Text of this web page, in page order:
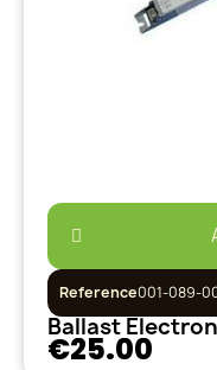
Reference001-089-
Ballast
€25.00